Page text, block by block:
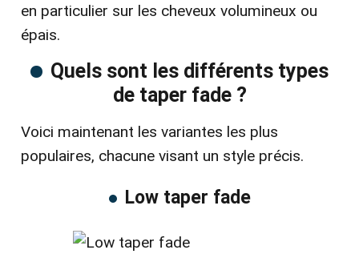
en particulier sur les cheveux volumineux ou
épais.
Quels sont les différents types
de taper fade ?
Voici maintenant les variantes les plus
populaires, chacune visant un style précis.
Low taper fade